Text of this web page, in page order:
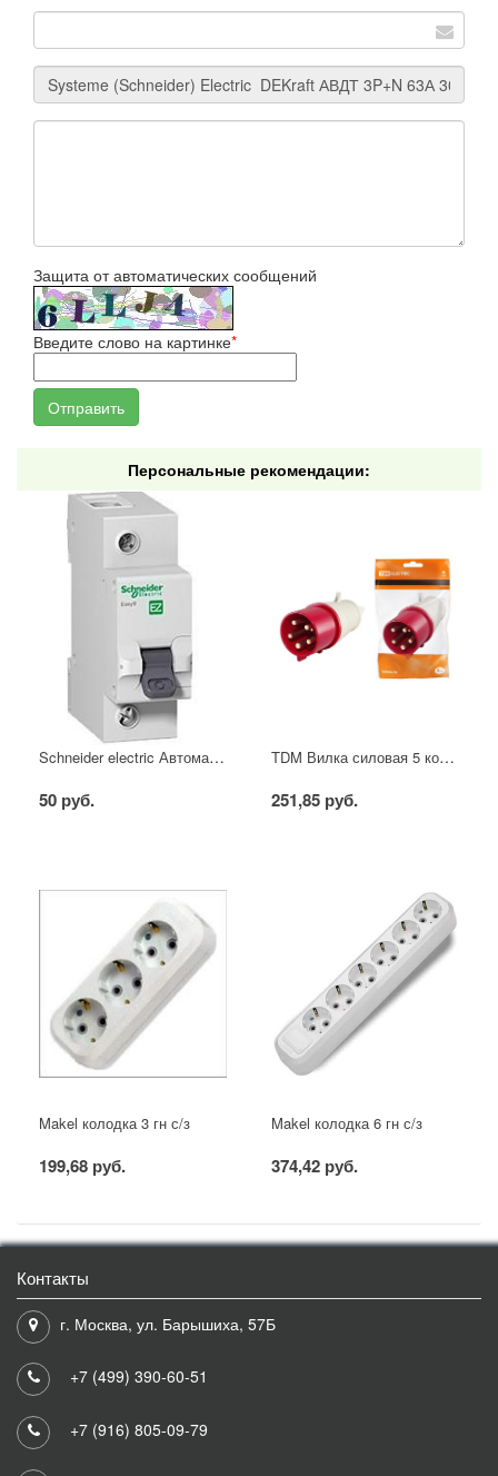
Защита от автоматических сообщений
Введите слово на картинке*
Персональные рекомендации:
Schneider electric Автоматический выключатель 1/40А
50 руб.
TDM Вилка силовая 5 контактов 16А 380В IP44
251,85 руб.
Makel колодка 3 гн с/з
199,68 руб.
Makel колодка 6 гн с/з
374,42 руб.
Контакты
г. Москва, ул. Барышиха, 57Б
+7 (499) 390-60-51
+7 (916) 805-09-79